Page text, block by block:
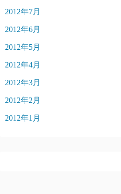
2012年7月
2012年6月
2012年5月
2012年4月
2012年3月
2012年2月
2012年1月